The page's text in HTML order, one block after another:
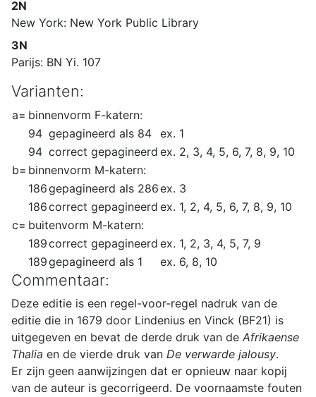
2N
New York: New York Public Library
3N
Parijs: BN Yi. 107
Varianten:
a= binnenvorm F-katern:
94 gepagineerd als 84 ex. 1
94 correct gepagineerd ex. 2, 3, 4, 5, 6, 7, 8, 9, 10
b= binnenvorm M-katern:
186gepagineerd als 286ex. 3
186correct gepagineerd ex. 1, 2, 4, 5, 6, 7, 8, 9, 10
c= buitenvorm M-katern:
189correct gepagineerd ex. 1, 2, 3, 4, 5, 7, 9
189gepagineerd als 1 ex. 6, 8, 10
Commentaar:
Deze editie is een regel-voor-regel nadruk van de
editie die in 1679 door Lindenius en Vinck (BF21) is
uitgegeven en bevat de derde druk van de Afrikaense
Thalia en de vierde druk van De verwarde jalousy.
Er zijn geen aanwijzingen dat er opnieuw naar kopij
van de auteur is gecorrigeerd. De voornaamste fouten